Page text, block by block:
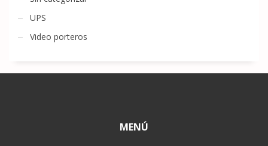
UPS
Video porteros
MENÚ